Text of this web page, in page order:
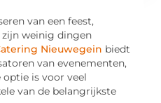
van een feest,
weinig dingen
Nieuwegein biedt
van evenementen,
is voor veel
van de belangrijkste